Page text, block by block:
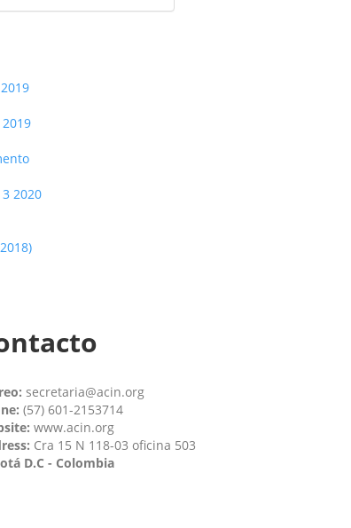
2019
3 2020
secretaria@acin.org
(57) 601-2153714
www.acin.org
Cra 15 N 118-03 oficina 503
D.C - Colombia